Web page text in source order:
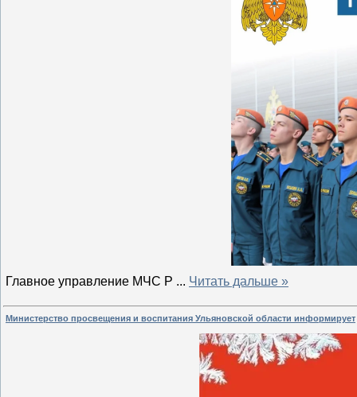
Главное управление МЧС Р ... Читать дальше »
Министерство просвещения и воспитания Ульяновской области информирует